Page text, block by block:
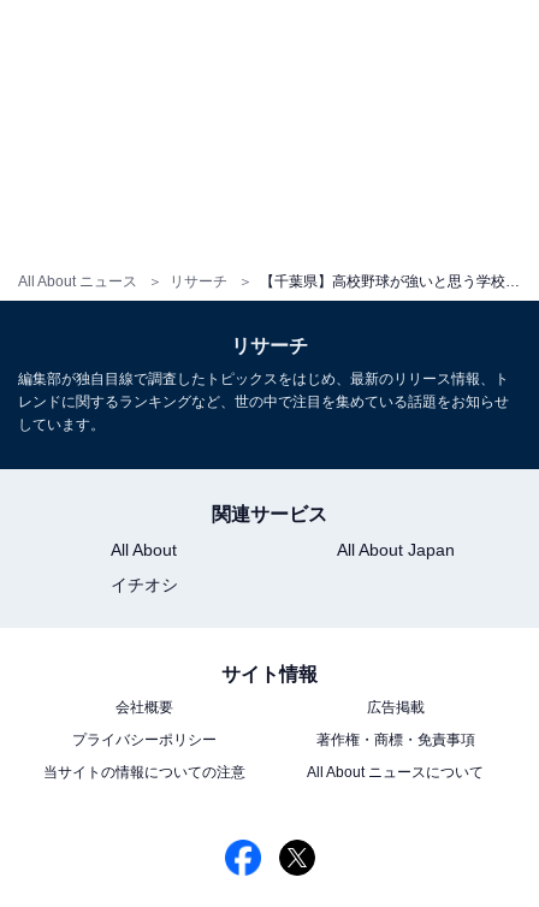
All About ニュース リサーチ
リサーチ
編集部が独自目線で調査したトピックスをはじめ、最新のリリース情報、ト
レンドに関するランキングなど、世の中で注目を集めている話題をお知らせ
しています。
関連サービス
All About
All About Japan
イチオシ
サイト情報
会社概要
広告掲載
プライバシーポリシー
著作権・商標・免責事項
当サイトの情報についての注意
All About ニュースについて